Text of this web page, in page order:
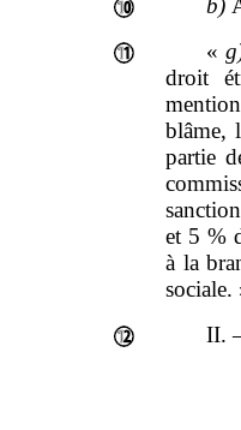
b)
«
droit
blâme,
partie
et 5 %
à la
sociale.
II.